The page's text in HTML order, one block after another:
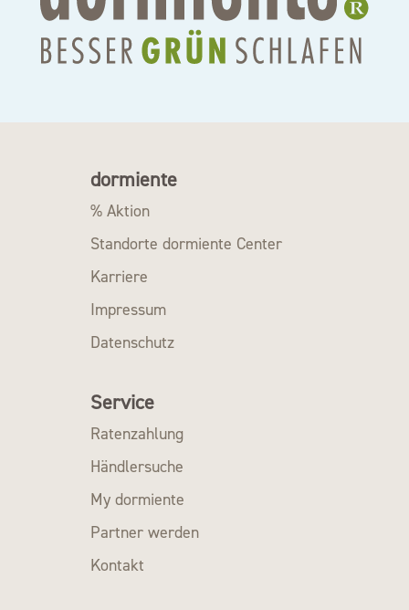
dormiente
% Aktion
Standorte dormiente Center
Karriere
Impressum
Datenschutz
Service
Ratenzahlung
Händlersuche
My dormiente
Partner werden
Kontakt